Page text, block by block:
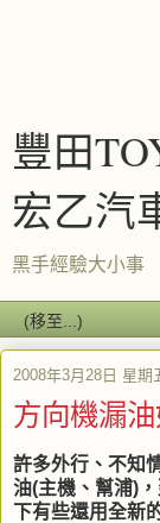
豐田
宏乙汽
黑手經驗大小事
2008年3月28日 星期
方向機漏
許多外行、不知
油(主機、幫浦)
下有些還用全新